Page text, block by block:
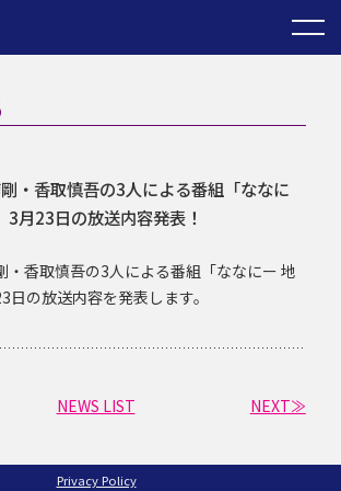
・香取慎吾の3人による番組「ななに
3月23日の放送内容発表！
・香取慎吾の3人による番組「ななにー 地
日の放送内容を発表します。
NEWS LIST NEXT≫
Privacy Policy